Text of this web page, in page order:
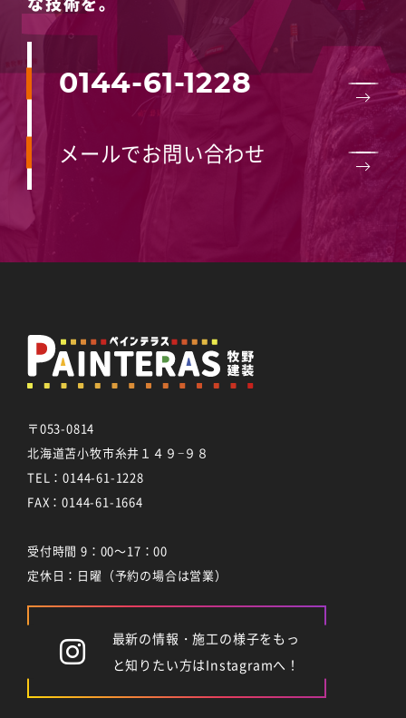
0144-61-1228
メールでお問い合わせ
〒053-0814
北海道苫小牧市糸井１４９−９８
TEL：0144-61-1228
FAX：0144-61-1664
受付時間 9：00～17：00
定休日：日曜（予約の場合は営業）
最新の情報・施工の様子をもっ
と知りたい方はInstagramへ！